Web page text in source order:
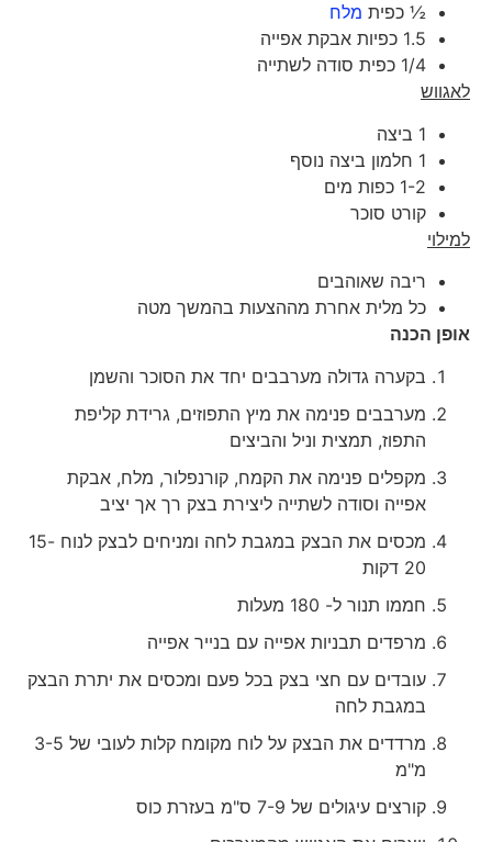
½ כפיתמלח
1.5 כפיות אבקת אפייה
1/4 כפית סודה לשתייה
לאגווש
1 ביצה
1 חלמון ביצה נוסף
1-2 כפות מים
קורט סוכר
למילוי
ריבה שאוהבים
כל מלית אחרת מההצעות בהמשך מטה
אופן הכנה
בקערה גדולה מערבבים יחד את הסוכר והשמן
מערבבים פנימה את מיץ התפוזים, גרידת קליפת
התפוז, תמצית וניל והביצים
מקפלים פנימה את הקמח, קורנפלור, מלח, אבקת
אפייה וסודה לשתייה ליצירת בצק רך אך יציב
מכסים את הבצק במגבת לחה ומניחים לבצק לנוח 15-
חממו תנור ל- 180 מעלות
מרפדים תבניות אפייה עם בנייר אפייה
עובדים עם חצי בצק בכל פעם ומכסים את יתרת הבצק
במגבת לחה
מרדדים את הבצק על לוח מקומח קלות לעובי של 3-5
מ"מ
קורצים עיגולים של 7-9 ס"מ בעזרת כוס